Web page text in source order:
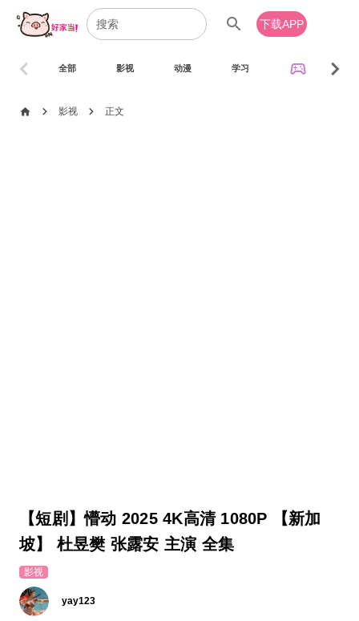
search 下载APP
全部 影视 动漫 学习 sports_esports
chevron_left chevron_right
home chevron_right 影视 chevron_right 正文
【短剧】懵动 2025 4K高清 1080P 【新加
坡】 杜昱樊 张露安 主演 全集
影视
yay123